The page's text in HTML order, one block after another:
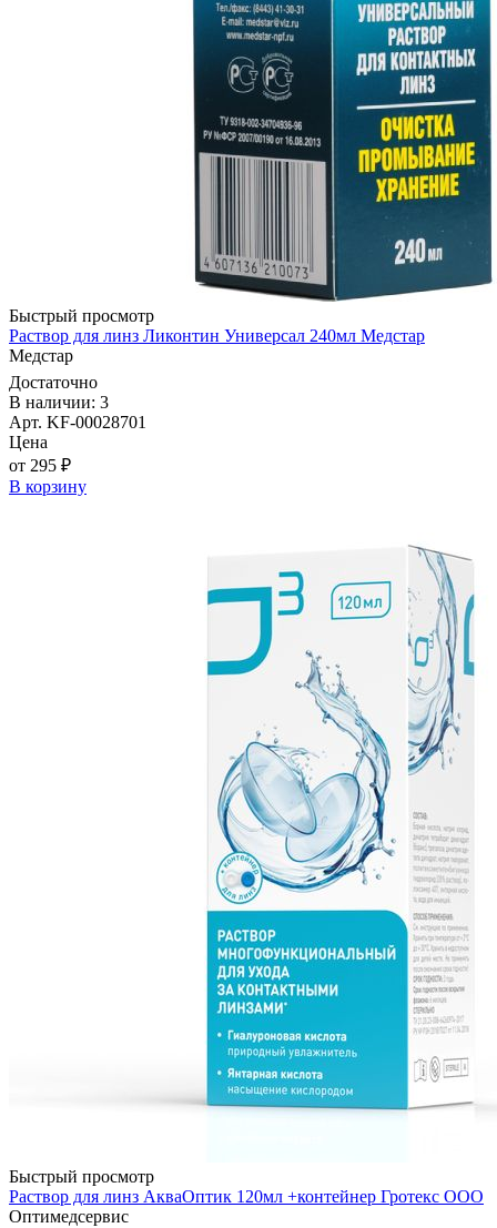
Быстрый просмотр
Раствор для линз Ликонтин Универсал 240мл Медстар
Медстар
Достаточно
В наличии: 3
Арт. KF-00028701
Цена
от 295 ₽
В корзину
Быстрый просмотр
Раствор для линз АкваОптик 120мл +контейнер Гротекс ООО
Оптимедсервис